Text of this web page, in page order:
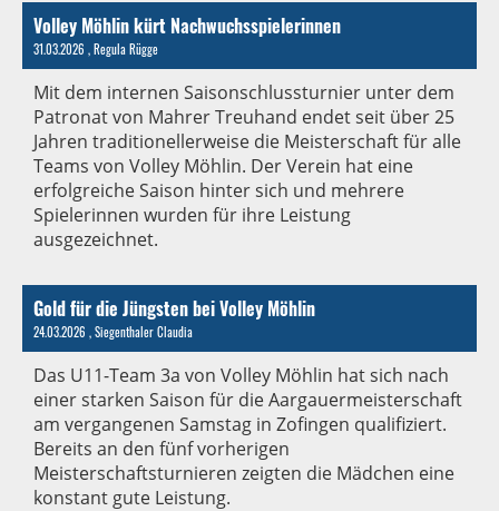
Volley Möhlin kürt Nachwuchsspielerinnen
31.03.2026 , Regula Rügge
Mit dem internen Saisonschlussturnier unter dem
Patronat von Mahrer Treuhand endet seit über 25
Jahren traditionellerweise die Meisterschaft für alle
Teams von Volley Möhlin. Der Verein hat eine
erfolgreiche Saison hinter sich und mehrere
Spielerinnen wurden für ihre Leistung
ausgezeichnet.
Gold für die Jüngsten bei Volley Möhlin
24.03.2026 , Siegenthaler Claudia
Das U11-Team 3a von Volley Möhlin hat sich nach
einer starken Saison für die Aargauermeisterschaft
am vergangenen Samstag in Zofingen qualifiziert.
Bereits an den fünf vorherigen
Meisterschaftsturnieren zeigten die Mädchen eine
konstant gute Leistung.